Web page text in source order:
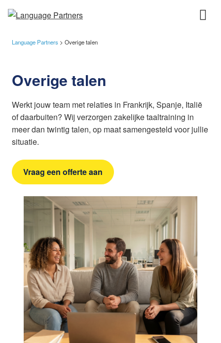
Language Partners > Overige talen
Overige talen
Werkt jouw team met relaties in Frankrijk, Spanje, Italië
of daarbuiten? Wij verzorgen zakelijke taaltraining in
meer dan twintig talen, op maat samengesteld voor jullie
situatie.
Vraag een offerte aan